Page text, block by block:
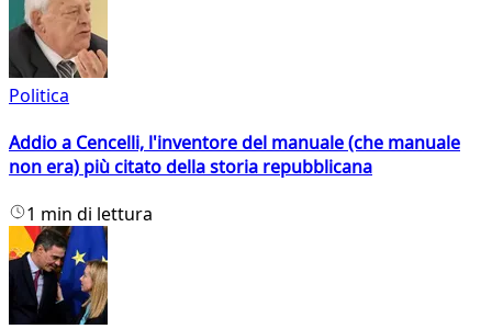
Politica
Addio a Cencelli, l'inventore del manuale (che manuale
non era) più citato della storia repubblicana
1 min di lettura